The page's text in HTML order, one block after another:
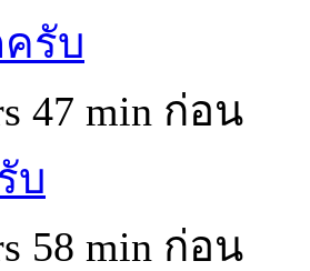
รับ
47 min ก่อน
บ
58 min ก่อน